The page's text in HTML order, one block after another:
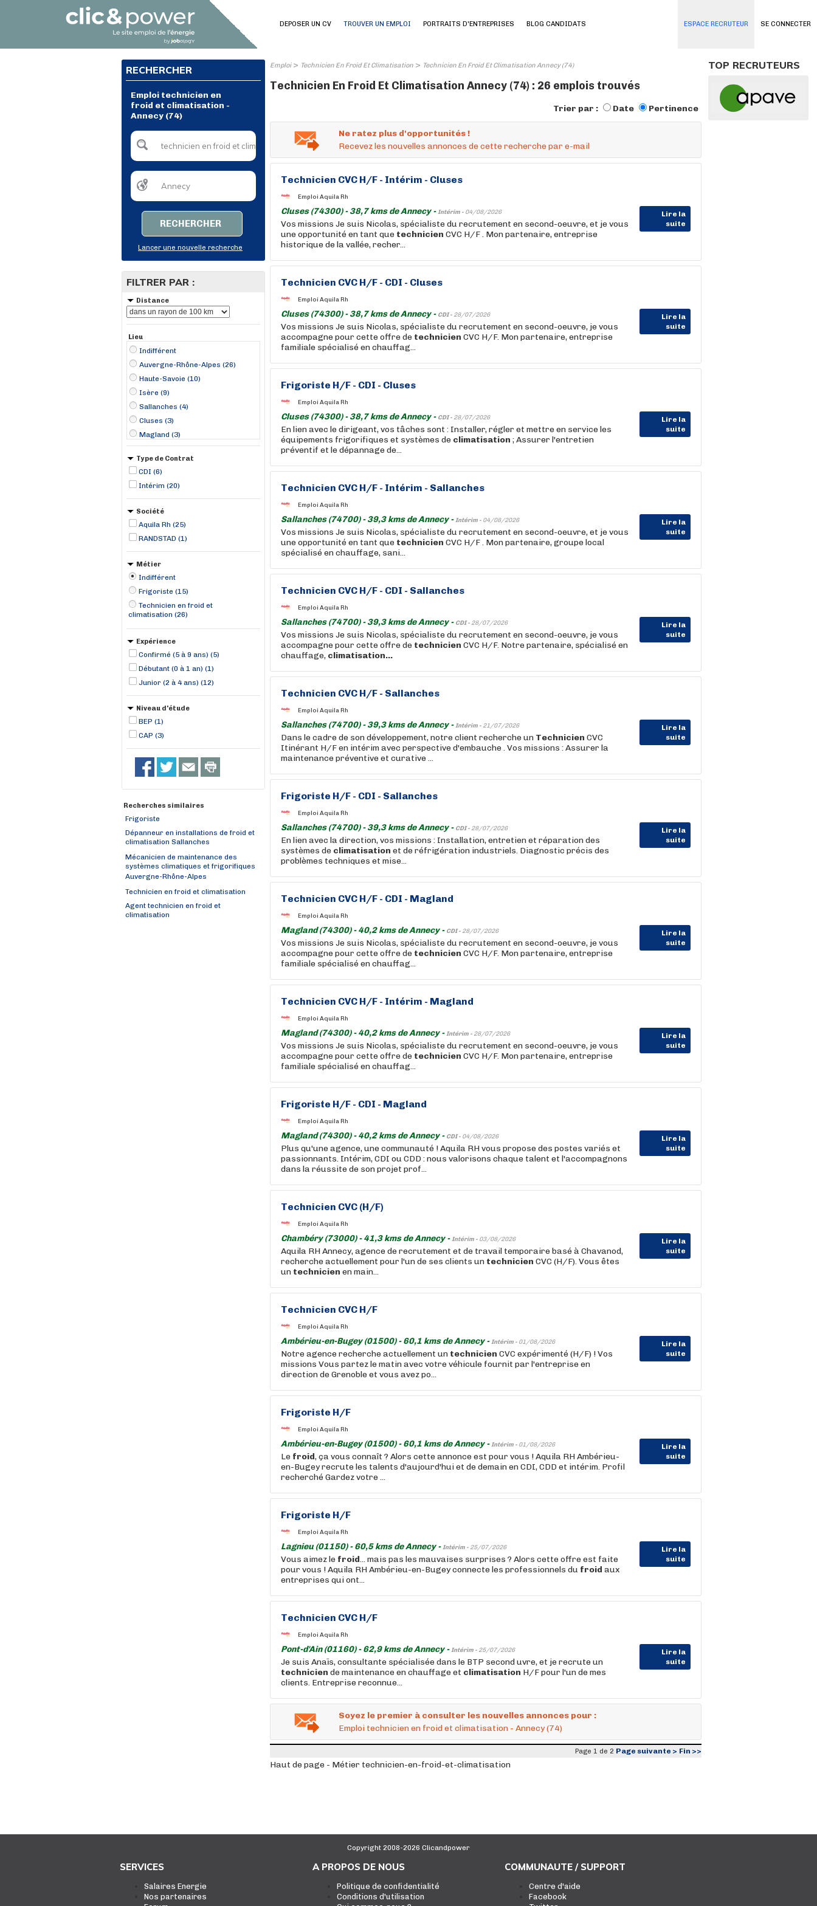
SE CONNECTER
DEPOSER UN CV TROUVER UN EMPLOI PORTRAITS D'ENTREPRISES BLOG CANDIDATS ESPACE RECRUTEUR
RECHERCHER
Emploi technicien en
froid et climatisation -
Annecy (74)
RECHERCHER
Lancer une nouvelle recherche
FILTRER PAR :
Distance
Lieu
Indifférent
Auvergne-Rhône-Alpes (26)
Haute-Savoie (10)
Isère (9)
Sallanches (4)
Cluses (3)
Magland (3)
Ambérieu-en-Bugey (2)
Bourg-en-Bresse (2)
Chambéry (1)
Crolles (1)
Type de Contrat
CDI (6)
Intérim (20)
Société
Aquila Rh (25)
RANDSTAD (1)
Métier
Indifférent
Frigoriste (15)
Technicien en froid et
climatisation (26)
Expérience
Confirmé (5 à 9 ans) (5)
Débutant (0 à 1 an) (1)
Junior (2 à 4 ans) (12)
Niveau d'étude
BEP (1)
CAP (3)
Recherches similaires
Frigoriste
Dépanneur en installations de froid et
climatisation Sallanches
Mécanicien de maintenance des
systèmes climatiques et frigorifiques
Auvergne-Rhône-Alpes
Technicien en froid et climatisation
Agent technicien en froid et
climatisation
Emploi> Technicien En Froid Et Climatisation > Technicien En Froid Et Climatisation Annecy (74)
Technicien En Froid Et Climatisation Annecy (74) : 26 emplois trouvés
Trier par : Date Pertinence
Ne ratez plus d'opportunités !
Recevez les nouvelles annonces de cette recherche par e-mail
Technicien CVC H/F - Intérim - Cluses
Emploi Aquila Rh
Cluses (74300) - 38,7 kms de Annecy -Intérim - 04/08/2026
Lire la
suite
Vos missions Je suis Nicolas, spécialiste du recrutement en second-oeuvre, et je vous
une opportunité en tant que technicien CVC H/F . Mon partenaire, entreprise
historique de la vallée, recher...
Technicien CVC H/F - CDI - Cluses
Emploi Aquila Rh
Cluses (74300) - 38,7 kms de Annecy - CDI - 28/07/2026
Lire la
suite
Vos missions Je suis Nicolas, spécialiste du recrutement en second-oeuvre, je vous
accompagne pour cette offre de technicien CVC H/F. Mon partenaire, entreprise
familiale spécialisé en chauffag...
Frigoriste H/F - CDI - Cluses
Emploi Aquila Rh
Cluses (74300) - 38,7 kms de Annecy - CDI - 28/07/2026
Lire la
suite
En lien avec le dirigeant, vos tâches sont : Installer, régler et mettre en service les
équipements frigorifiques et systèmes de climatisation ; Assurer l'entretien
préventif et le dépannage de...
Technicien CVC H/F - Intérim - Sallanches
Emploi Aquila Rh
Sallanches (74700) - 39,3 kms de Annecy -Intérim - 04/08/2026
Lire la
suite
Vos missions Je suis Nicolas, spécialiste du recrutement en second-oeuvre, et je vous
une opportunité en tant que technicien CVC H/F . Mon partenaire, groupe local
spécialisé en chauffage, sani...
Technicien CVC H/F - CDI - Sallanches
Emploi Aquila Rh
Sallanches (74700) - 39,3 kms de Annecy - CDI - 28/07/2026
Lire la
suite
Vos missions Je suis Nicolas, spécialiste du recrutement en second-oeuvre, je vous
accompagne pour cette offre de technicien CVC H/F. Notre partenaire, spécialisé en
chauffage, climatisation...
Technicien CVC H/F - Sallanches
Emploi Aquila Rh
Sallanches (74700) - 39,3 kms de Annecy -Intérim - 21/07/2026
Lire la
suite
Dans le cadre de son développement, notre client recherche un Technicien CVC
Itinérant H/F en intérim avec perspective d'embauche . Vos missions : Assurer la
maintenance préventive et curative ...
Frigoriste H/F - CDI - Sallanches
Emploi Aquila Rh
Sallanches (74700) - 39,3 kms de Annecy - CDI - 28/07/2026
Lire la
suite
En lien avec la direction, vos missions : Installation, entretien et réparation des
systèmes de climatisation et de réfrigération industriels. Diagnostic précis des
problèmes techniques et mise...
Technicien CVC H/F - CDI - Magland
Emploi Aquila Rh
Magland (74300) - 40,2 kms de Annecy - CDI - 28/07/2026
Lire la
suite
Vos missions Je suis Nicolas, spécialiste du recrutement en second-oeuvre, je vous
accompagne pour cette offre de technicien CVC H/F. Mon partenaire, entreprise
familiale spécialisé en chauffag...
Technicien CVC H/F - Intérim - Magland
Emploi Aquila Rh
Magland (74300) - 40,2 kms de Annecy -Intérim - 28/07/2026
Lire la
suite
Vos missions Je suis Nicolas, spécialiste du recrutement en second-oeuvre, je vous
accompagne pour cette offre de technicien CVC H/F. Mon partenaire, entreprise
familiale spécialisé en chauffag...
Frigoriste H/F - CDI - Magland
Emploi Aquila Rh
Magland (74300) - 40,2 kms de Annecy - CDI - 04/08/2026
Lire la
suite
Plus qu'une agence, une communauté ! Aquila RH vous propose des postes variés et
passionnants. Intérim, CDI ou CDD : nous valorisons chaque talent et l'accompagnons
dans la réussite de son projet prof...
Technicien CVC (H/F)
Emploi Aquila Rh
Chambéry (73000) - 41,3 kms de Annecy -Intérim - 03/08/2026
Lire la
suite
Aquila RH Annecy, agence de recrutement et de travail temporaire basé à Chavanod,
recherche actuellement pour l'un de ses clients un technicien CVC (H/F). Vous êtes
un technicien en main...
Technicien CVC H/F
Emploi Aquila Rh
Ambérieu-en-Bugey (01500) - 60,1 kms de Annecy -Intérim - 01/08/2026
Lire la
suite
Notre agence recherche actuellement un technicien CVC expérimenté (H/F) ! Vos
missions Vous partez le matin avec votre véhicule fournit par l'entreprise en
direction de Grenoble et vous avez po...
Frigoriste H/F
Emploi Aquila Rh
Ambérieu-en-Bugey (01500) - 60,1 kms de Annecy -Intérim - 01/08/2026
Lire la
suite
Le froid, ça vous connaît ? Alors cette annonce est pour vous ! Aquila RH Ambérieu-
en-Bugey recrute les talents d'aujourd'hui et de demain en CDI, CDD et intérim. Profil
recherché Gardez votre ...
Frigoriste H/F
Emploi Aquila Rh
Lagnieu (01150) - 60,5 kms de Annecy -Intérim - 25/07/2026
Lire la
suite
Vous aimez le froid... mais pas les mauvaises surprises ? Alors cette offre est faite
pour vous ! Aquila RH Ambérieu-en-Bugey connecte les professionnels du froid aux
entreprises qui ont...
Technicien CVC H/F
Emploi Aquila Rh
Pont-d'Ain (01160) - 62,9 kms de Annecy -Intérim - 25/07/2026
Lire la
suite
Je suis Anaïs, consultante spécialisée dans le BTP second uvre, et je recrute un
technicien de maintenance en chauffage et climatisation H/F pour l'un de mes
clients. Entreprise reconnue...
Soyez le premier à consulter les nouvelles annonces pour :
Emploi technicien en froid et climatisation - Annecy (74)
Page 1 de 2 Page suivante > Fin >>
Haut de page - Métier technicien-en-froid-et-climatisation
TOP RECRUTEURS
Copyright 2008-2026 Clicandpower
SERVICES
Salaires Energie
Nos partenaires
A PROPOS DE NOUS
Politique de confidentialité
Conditions d'utilisation
COMMUNAUTE / SUPPORT
Centre d'aide
Facebook